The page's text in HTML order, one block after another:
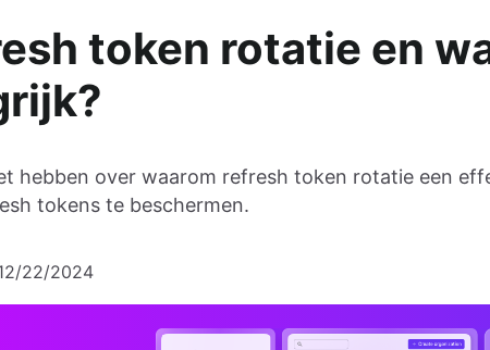
token rotatie en
hebben over waarom refresh token rotatie een
tokens te beschermen.
22/2024